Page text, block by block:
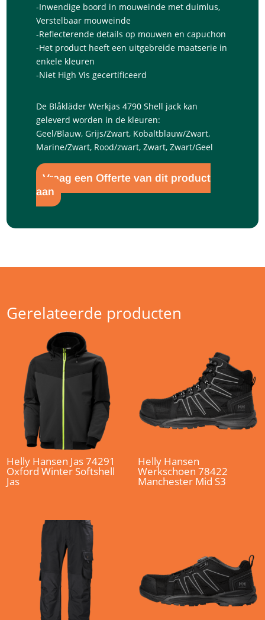
-Inwendige boord in mouweinde met duimlus,
Verstelbaar mouweinde
-Reflecterende details op mouwen en capuchon
-Het product heeft een uitgebreide maatserie in
enkele kleuren
-Niet High Vis gecertificeerd
De Blåkläder Werkjas 4790 Shell jack kan
geleverd worden in de kleuren:
Geel/Blauw, Grijs/Zwart, Kobaltblauw/Zwart,
Marine/Zwart, Rood/zwart, Zwart, Zwart/Geel
Vraag een Offerte van dit product
aan
Gerelateerde producten
Helly Hansen Jas 74291
Oxford Winter Softshell
Jas
Helly Hansen
Werkschoen 78422
Manchester Mid S3